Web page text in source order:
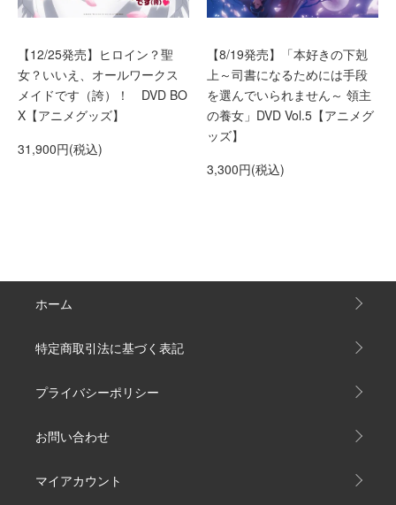
【12/25発売】ヒロイン？聖
女？いいえ、オールワークス
メイドです（誇）！ DVD BO
X【アニメグッズ】
31,900円(税込)
【8/19発売】「本好きの下剋
上～司書になるためには手段
を選んでいられません～ 領主
の養女」DVD Vol.5【アニメグ
ッズ】
3,300円(税込)
ホーム
特定商取引法に基づく表記
プライバシーポリシー
お問い合わせ
マイアカウント